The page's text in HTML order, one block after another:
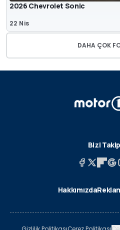
2026 Chevrolet Sonic
22 Nis
DAHA ÇOK
Bizi
Hakkımızda